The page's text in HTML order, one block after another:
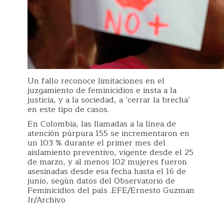
Un fallo reconoce limitaciones en el
juzgamiento de feminicidios e insta a la
justicia, y a la sociedad, a ‘cerrar la brecha’
en este tipo de casos.
En Colombia, las llamadas a la línea de
atención púrpura 155 se incrementaron en
un 103 % durante el primer mes del
aislamiento preventivo, vigente desde el 25
de marzo, y al menos 102 mujeres fueron
asesinadas desde esa fecha hasta el 16 de
junio, según datos del Observatorio de
Feminicidios del país .EFE/Ernesto Guzman
Jr/Archivo